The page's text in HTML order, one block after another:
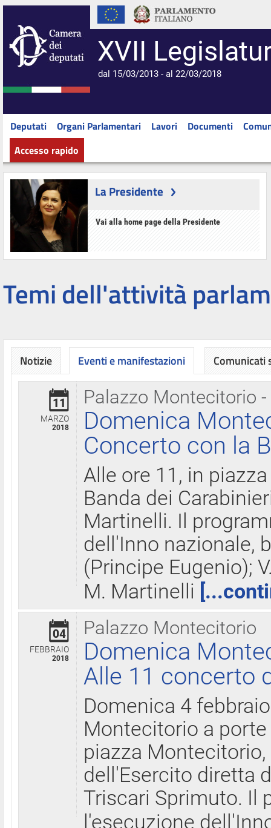
XVII
dal 15/03/2013 - al 22/03/2018
Deputati Organi Parlamentari Lavori Documenti
Accesso rapido
La Presidente
Vai alla home page della Presidente
Temi dell'attività
Notizie Eventi e manifestazioni
Palazzo Montecitorio
11
MARZO
2018
Domenica
Concerto con la
Alle ore 11, in
Banda dei
Martinelli. Il
dell'Inno nazionale,
(Principe Eugenio);
M. Martinelli
Palazzo Montecitorio
04
FEBBRAIO
2018
Domenica
Alle 11 concerto
Domenica 4
Montecitorio a
piazza
dell'Esercito diretta
Triscari Sprimuto. Il
l'esecuzione
Comunicati